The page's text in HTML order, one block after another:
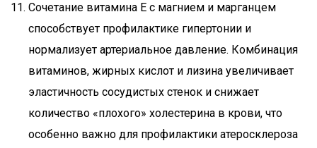
Сочетание витамина E с магнием и марганцем
способствует профилактике гипертонии и
нормализует артериальное давление. Комбинация
витаминов, жирных кислот и лизина увеличивает
эластичность сосудистых стенок и снижает
количество «плохого» холестерина в крови, что
особенно важно для профилактики атеросклероза